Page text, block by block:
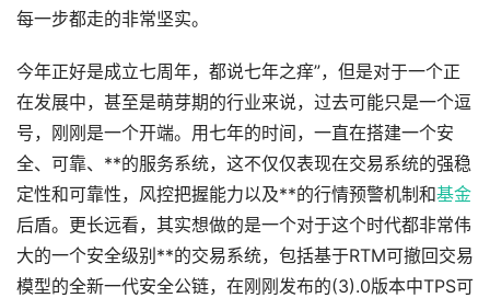
每一步都走的非常坚实。
今年正好是成立七周年，都说七年之痒”，但是对于一个正
在发展中，甚至是萌芽期的行业来说，过去可能只是一个逗
号，刚刚是一个开端。用七年的时间，一直在搭建一个安
全、可靠、**的服务系统，这不仅仅表现在交易系统的强稳
定性和可靠性，风控把握能力以及**的行情预警机制和基金
后盾。更长远看，其实想做的是一个对于这个时代都非常伟
大的一个安全级别**的交易系统，包括基于RTM可撤回交易
模型的全新一代安全公链，在刚刚发布的(3).0版本中TPS可